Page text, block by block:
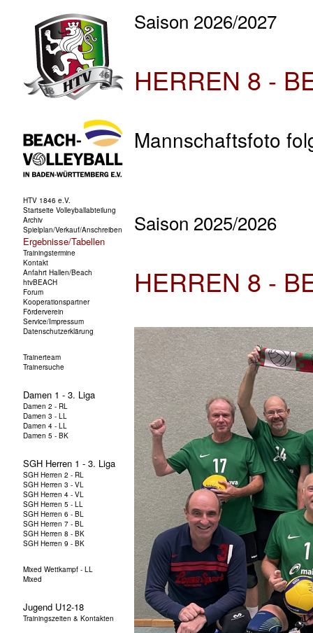
Saison 2026/2027
HERREN 8 -
Mannschaftsfoto
Saison 2025/2026
HERREN 8 -